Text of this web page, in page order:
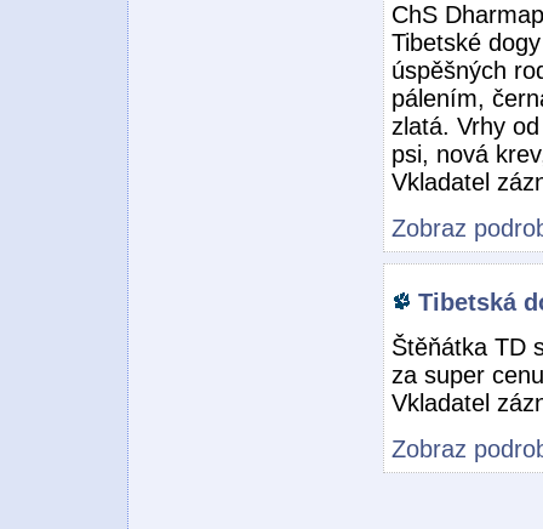
ChS
Tibetské
úspěšných
pálením,
zlatá. Vrhy
psi, nová
Vkladatel
Zobraz
Tibetská
Štěňátka TD
za super
Vkladatel
Zobraz